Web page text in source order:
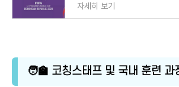
자세히 보기
🧑‍🏫 코칭스태프 및 국내 훈련 과